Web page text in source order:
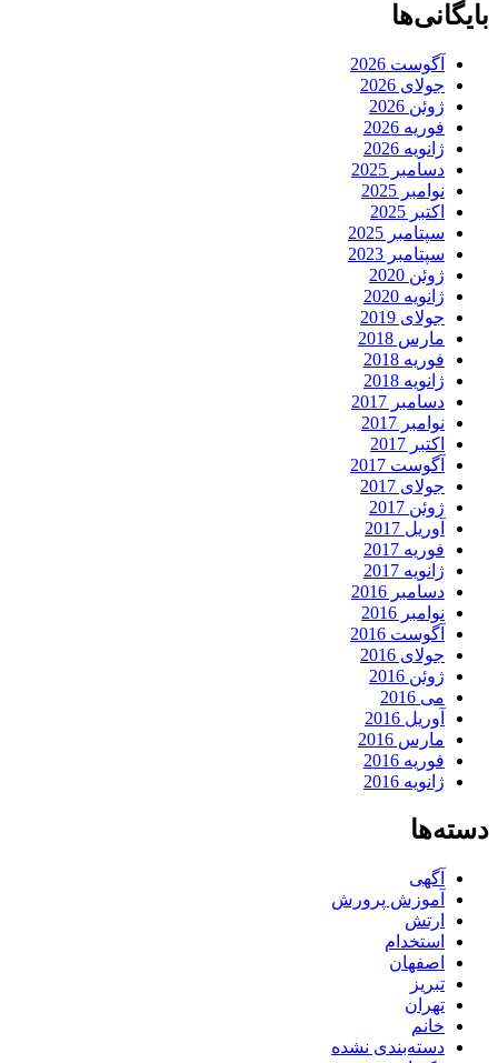
بایگانی‌ها
آگوست 2026
جولای 2026
ژوئن 2026
فوریه 2026
ژانویه 2026
دسامبر 2025
نوامبر 2025
اکتبر 2025
سپتامبر 2025
سپتامبر 2023
ژوئن 2020
ژانویه 2020
جولای 2019
مارس 2018
فوریه 2018
ژانویه 2018
دسامبر 2017
نوامبر 2017
اکتبر 2017
آگوست 2017
جولای 2017
ژوئن 2017
آوریل 2017
فوریه 2017
ژانویه 2017
دسامبر 2016
نوامبر 2016
آگوست 2016
جولای 2016
ژوئن 2016
می 2016
آوریل 2016
مارس 2016
فوریه 2016
ژانویه 2016
دسته‌ها
آگهی
آموزش پرورش
ارتش
استخدام
اصفهان
تبریز
تهران
خانم
دسته‌بندی نشده